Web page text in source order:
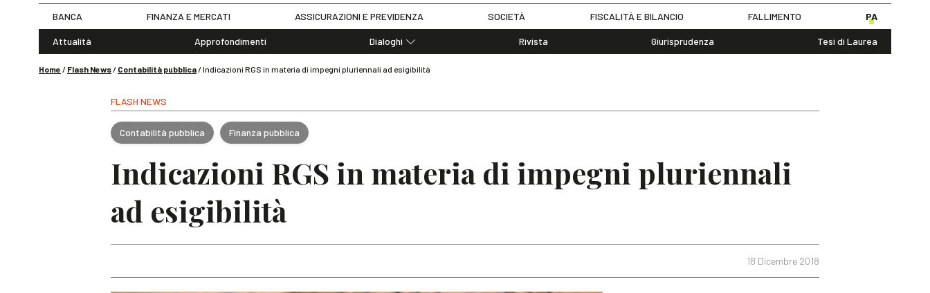
BANCA FINANZA E MERCATI ASSICURAZIONI E PREVIDENZA SOCIETÀ FISCALITÀ E BILANCIO FALLIMENTO PA
Attualità Approfondimenti
Dialoghi
Rivista Giurisprudenza Tesi di Laurea
Home / Flash News/ Contabilità pubblica/Indicazioni RGS in materia di impegni pluriennali ad esigibilità
FLASH NEWS
Contabilità pubblica Finanza pubblica
Indicazioni RGS in materia di impegni pluriennali
ad esigibilità
18 Dicembre 2018